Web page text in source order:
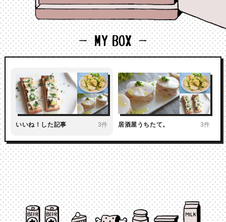
いいね！した記事 3件 居酒屋うちたて。 3件